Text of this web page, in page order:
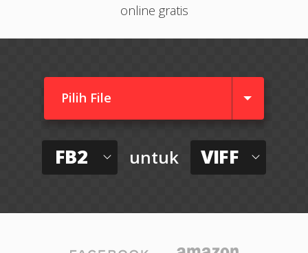
online gratis
Pilih File
FB2 untuk VIFF